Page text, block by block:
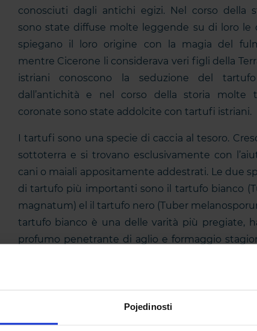
Pojedinosti
conosciuti dagli antichi egizi. Nel corso della
sono state diffuse molte leggende su di loro le
spiegano il loro origine con la magia del
mentre Cicerone li considerava veri figli della
istriani conoscono la seduzione del
dall’antichità e nel corso della storia molte
coronate sono state addolcite con tartufi istriani.
I tartufi sono una specie di caccia al tesoro.
sottoterra e si trovano esclusivamente con
cani o maiali appositamente addestrati. Le due
di tartufo più importanti sono il tartufo bianco
magnatum) el il tartufo nero (Tuber
tartufo bianco è una delle varità più pregiate,
profumo penetrante di aglio e formaggio